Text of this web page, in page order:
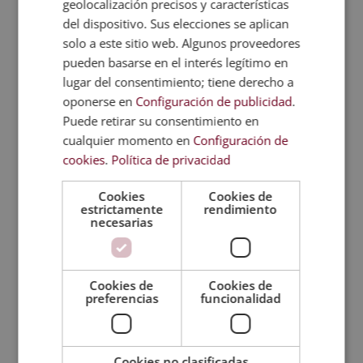
mayor grave, el trastorno de ansiedad generalizada
y el trastorno límite de la personalidad son
ejemplos de enfermedades que, si cumplen con los
criterios de severidad, pueden permitir a una
persona obtener este certificado.
Estudiar inserción laboral de personas con
discapacidad
La inserción laboral de personas con discapacidad
es un aspecto clave para
promover la inclusión
social y económica de este grupo
países, existen programas para garantizar que las
personas con discapacidad tengan acceso a un
empleo adecuado a sus capacidades, garantizando
la igualdad de oportunidades. Sin embargo, la
sigue siendo un desafío en diversas áreas.
¿Quieres contribuir a mejorar su situación y
ayudarles a superar estos obstáculos? Accede al
máster experto en inserción laboral de personas
geolocalización precisos y características
del dispositivo. Sus elecciones se aplican
solo a este sitio web. Algunos proveedores
pueden basarse en el interés legítimo en
lugar del consentimiento; tiene derecho a
oponerse en Configuración de publicidad.
Puede retirar su consentimiento en
cualquier momento en Configuración de
cookies. Política de privacidad
Cookies
estrictamente
necesarias
Cookies de
rendimiento
Cookies de
preferencias
Cookies de
funcionalidad